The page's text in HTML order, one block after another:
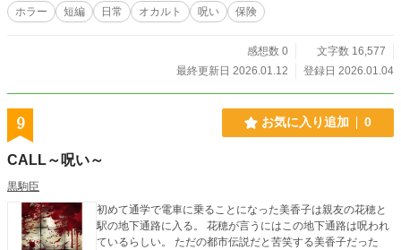
ホラー 短編 日常 オカルト 呪い 保険
感想数 0
文字数 16,577
最終更新日 2026.01.12
登録日 2026.01.04
9 お気に入り追加 0
CALL～呪い～
黒駒臣
初めて通学で電車に乗ることになった美香子は親友の花穂と
駅の地下通路に入る。 花穂が言うにはこの地下通路は呪われ
ているらしい。 ただの都市伝説だと苦笑する美香子だった